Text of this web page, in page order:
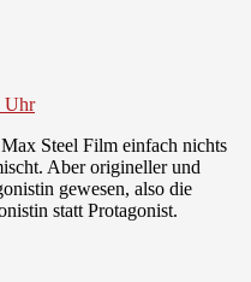
Uhr
Steel Film einfach nichts
Aber origineller und
gewesen, also die
statt Protagonist.